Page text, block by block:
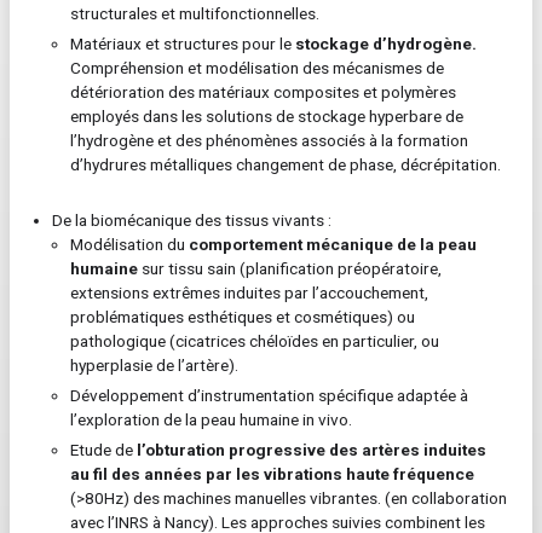
structurales et multifonctionnelles.
Matériaux et structures pour le stockage d’hydrogène.
Compréhension et modélisation des mécanismes de
détérioration des matériaux composites et polymères
employés dans les solutions de stockage hyperbare de
l’hydrogène et des phénomènes associés à la formation
d’hydrures métalliques changement de phase, décrépitation.
De la biomécanique des tissus vivants :
Modélisation du comportement mécanique de la peau
humaine sur tissu sain (planification préopératoire,
extensions extrêmes induites par l’accouchement,
problématiques esthétiques et cosmétiques) ou
pathologique (cicatrices chéloïdes en particulier, ou
hyperplasie de l’artère).
Développement d’instrumentation spécifique adaptée à
l’exploration de la peau humaine in vivo.
Etude de l’obturation progressive des artères induites
au fil des années par les vibrations haute fréquence
(>80Hz) des machines manuelles vibrantes. (en collaboration
avec l’INRS à Nancy). Les approches suivies combinent les